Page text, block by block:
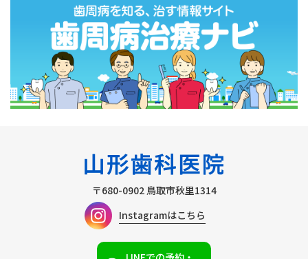
〒680-0902 鳥取市秋里1314
Instagramはこちら